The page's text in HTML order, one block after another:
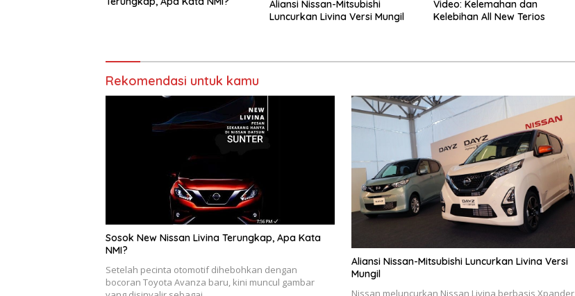
Aliansi Nissan-Mitsubishi
Luncurkan Livina Versi Mungil
Video: Kelemahan dan
Kelebihan All New Terios
Rekomendasi untuk kamu
Sosok New Nissan Livina Terungkap, Apa Kata
NMI?
Setelah pecinta otomotif dihebohkan dengan
bocoran Toyota Avanza baru, kini muncul gambar
Aliansi Nissan-Mitsubishi Luncurkan Livina Versi
Mungil
Nissan meluncurkan Nissan Livina berbasis Xpander